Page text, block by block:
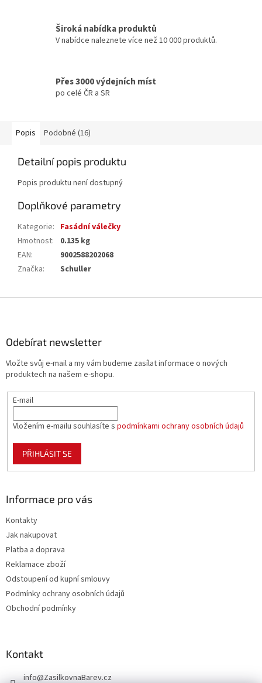
Široká nabídka produktů
V nabídce naleznete více než 10 000 produktů.
Přes 3000 výdejních míst
po celé ČR a SR
Popis Podobné (16)
Detailní popis produktu
Popis produktu není dostupný
Doplňkové parametry
Kategorie: Fasádní válečky
Hmotnost:
0.135 kg
EAN:
9002588202068
Značka: Schuller
Odebírat newsletter
Vložte svůj e-mail a my vám budeme zasílat informace o nových
produktech na našem e-shopu.
E-mail
Vložením e-mailu souhlasíte s podmínkami ochrany osobních údajů
PŘIHLÁSIT SE
Informace pro vás
Kontakty
Jak nakupovat
Platba a doprava
Reklamace zboží
Odstoupení od kupní smlouvy
Podmínky ochrany osobních údajů
Obchodní podmínky
Kontakt
info@ZasilkovnaBarev.cz